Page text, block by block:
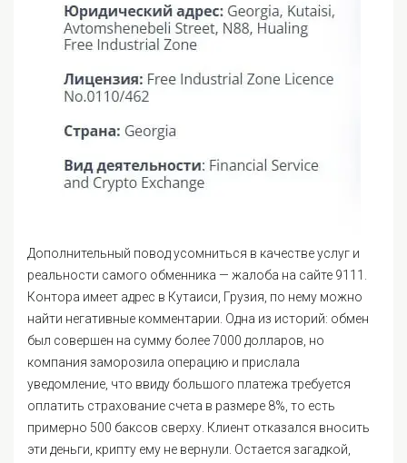
Дополнительный повод усомниться в качестве услуг и
реальности самого обменника — жалоба на сайте 9111.
Контора имеет адрес в Кутаиси, Грузия, по нему можно
найти негативные комментарии. Одна из историй: обмен
был совершен на сумму более 7000 долларов, но
компания заморозила операцию и прислала
уведомление, что ввиду большого платежа требуется
оплатить страхование счета в размере 8%, то есть
примерно 500 баксов сверху. Клиент отказался вносить
эти деньги, крипту ему не вернули. Остается загадкой,